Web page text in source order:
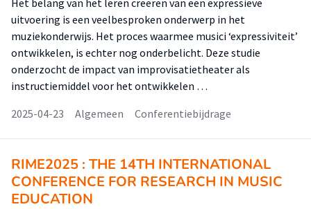
Het belang van het leren creëren van een expressieve
uitvoering is een veelbesproken onderwerp in het
muziekonderwijs. Het proces waarmee musici ‘expressiviteit’
ontwikkelen, is echter nog onderbelicht. Deze studie
onderzocht de impact van improvisatietheater als
instructiemiddel voor het ontwikkelen …
2025-04-23
Algemeen Conferentiebijdrage
RIME2025 : THE 14TH INTERNATIONAL
CONFERENCE FOR RESEARCH IN MUSIC
EDUCATION